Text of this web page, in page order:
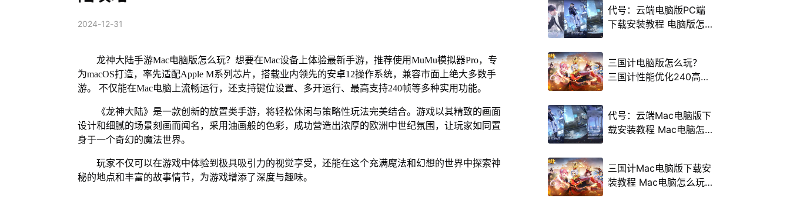
2024-12-31
龙神大陆手游Mac电脑版怎么玩？想要在Mac设备上体验最新手游，推荐使用MuMu模拟器Pro，专
为macOS打造，率先适配Apple M系列芯片，搭载业内领先的安卓12操作系统，兼容市面上绝大多数手
游。 不仅能在Mac电脑上流畅运行，还支持键位设置、多开运行、最高支持240帧等多种实用功能。
《龙神大陆》是一款创新的放置类手游，将轻松休闲与策略性玩法完美结合。游戏以其精致的画面
设计和细腻的场景刻画而闻名，采用油画般的色彩，成功营造出浓厚的欧洲中世纪氛围，让玩家如同置
身于一个奇幻的魔法世界。
玩家不仅可以在游戏中体验到极具吸引力的视觉享受，还能在这个充满魔法和幻想的世界中探索神
秘的地点和丰富的故事情节，为游戏增添了深度与趣味。
代号：云端电脑版PC端
下载安装教程 电脑版怎
三国计电脑版怎么玩？
三国计性能优化240高帧
代号：云端Mac电脑版下
载安装教程 Mac电脑怎
三国计Mac电脑版下载安
装教程 Mac电脑怎么玩